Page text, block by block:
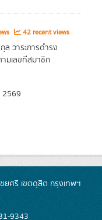
42 recent views
วาระการดำรง
มเลขที่สมาชิก
ยศรี เขตดุสิต กรุงเทพฯ
9343